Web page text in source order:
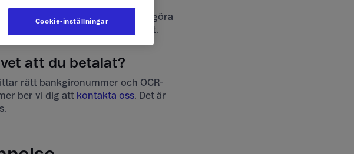
manuellt till oss. Det behöver du göra
ske via autogiro som vanligt.
att du betalat?
rätt bankgironummer och OCR-
ber vi dig att kontakta oss. Det är
Cookie-inställningar